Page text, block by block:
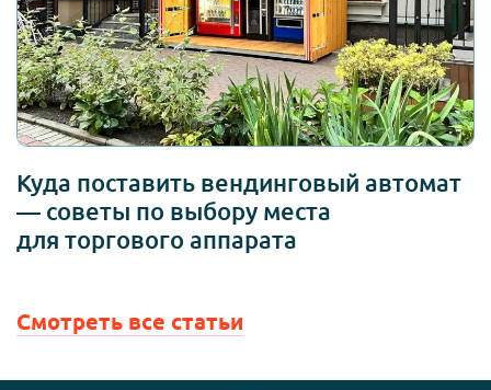
Куда поставить вендинговый автомат
— советы по выбору места
для торгового аппарата
Смотреть все статьи